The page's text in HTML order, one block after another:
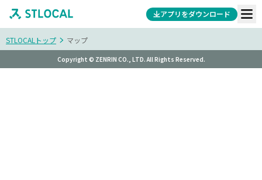
アプリをダウンロード
STLOCALトップ マップ
Copyright © ZENRIN CO., LTD. All Rights Reserved.